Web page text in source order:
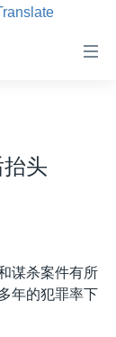
头
谋杀案件有所
年的犯罪率下